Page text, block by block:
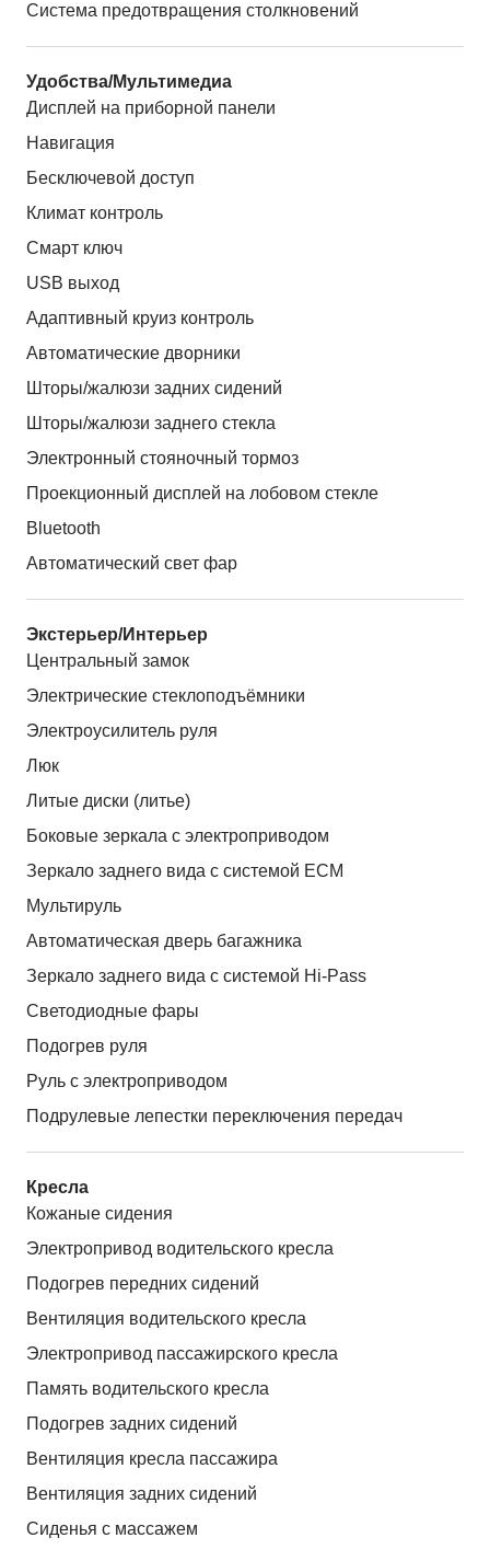
Система предотвращения столкновений
Удобства/Мультимедиа
Дисплей на приборной панели
Навигация
Бесключевой доступ
Климат контроль
Смарт ключ
USB выход
Адаптивный круиз контроль
Автоматические дворники
Шторы/жалюзи задних сидений
Шторы/жалюзи заднего стекла
Электронный стояночный тормоз
Проекционный дисплей на лобовом стекле
Bluetooth
Автоматический свет фар
Экстерьер/Интерьер
Центральный замок
Электрические стеклоподъёмники
Электроусилитель руля
Люк
Литые диски (литье)
Боковые зеркала с электроприводом
Зеркало заднего вида с системой ЕСМ
Мультируль
Автоматическая дверь багажника
Зеркало заднего вида с системой Hi-Pass
Светодиодные фары
Подогрев руля
Руль с электроприводом
Подрулевые лепестки переключения передач
Кресла
Кожаные сидения
Электропривод водительского кресла
Подогрев передних сидений
Вентиляция водительского кресла
Электропривод пассажирского кресла
Память водительского кресла
Подогрев задних сидений
Вентиляция кресла пассажира
Вентиляция задних сидений
Сиденья с массажем